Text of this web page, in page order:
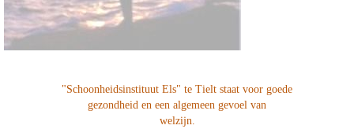
"Schoonheidsinstituut Els" te Tielt staat voor goede
gezondheid en een algemeen gevoel van
welzijn.